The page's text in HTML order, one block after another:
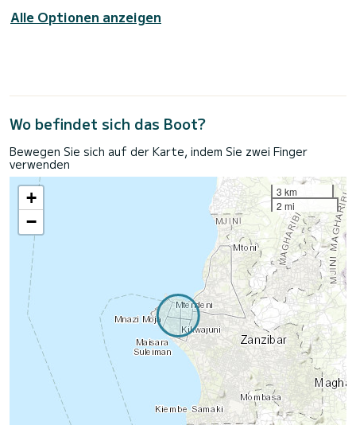
Alle Optionen anzeigen
Wo befindet sich das Boot?
Bewegen Sie sich auf der Karte, indem Sie zwei Finger
verwenden
+
−
3 km
2 mi